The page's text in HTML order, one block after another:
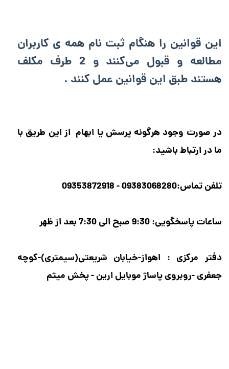
​​​​​​​این قوانین را هنگام ثبت نام همه ی کاربران
مطالعه و قبول می‌کنند و 2 طرف مکلف
هستند طبق این قوانین عمل کنند .
در صورت وجود هرگونه پرسش یا ابهام از این طریق با
ما در ارتباط باشید:
تلفن تماس:09383068280 - 09353872918
ساعات پاسخگویی: 9:30 صبح الی 7:30 بعد از ظهر
​​​​​​​دفتر مرکزی : اهواز-خیابان شریعتی(سیمتری)-کوچه
جعفری -روبروی پاساژ موبایل ارین - پخش میثم